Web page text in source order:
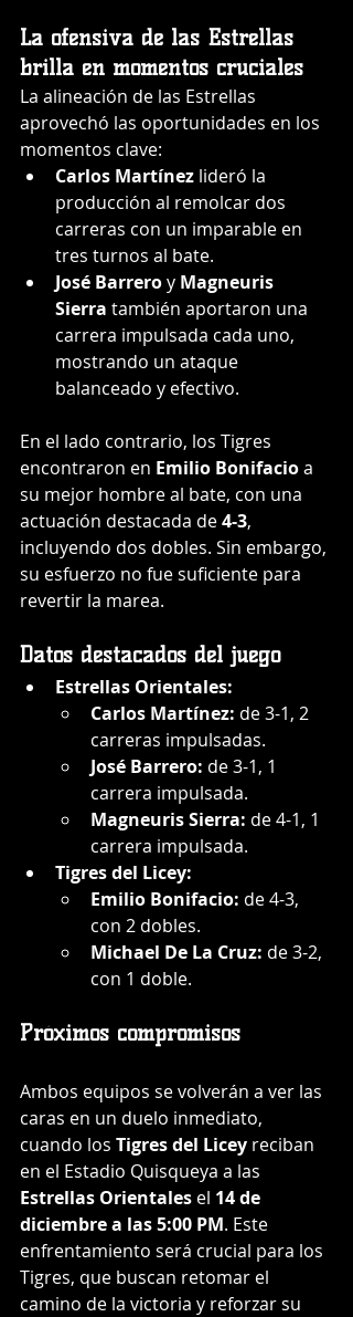
La ofensiva de las Estrellas
brilla en momentos cruciales
La alineación de las Estrellas
aprovechó las oportunidades en los
momentos clave:
Carlos Martínez lideró la
producción al remolcar dos
carreras con un imparable en
tres turnos al bate.
José Barrero y Magneuris
Sierra también aportaron una
carrera impulsada cada uno,
mostrando un ataque
balanceado y efectivo.
En el lado contrario, los Tigres
encontraron en Emilio Bonifacio a
su mejor hombre al bate, con una
actuación destacada de 4-3,
incluyendo dos dobles. Sin embargo,
su esfuerzo no fue suficiente para
revertir la marea.
Datos destacados del juego
Estrellas Orientales:
Carlos Martínez: de 3-1, 2
carreras impulsadas.
José Barrero: de 3-1, 1
carrera impulsada.
Magneuris Sierra: de 4-1, 1
carrera impulsada.
Tigres del Licey:
Emilio Bonifacio: de 4-3,
con 2 dobles.
Michael De La Cruz: de 3-2,
con 1 doble.
Próximos compromisos
Ambos equipos se volverán a ver las
caras en un duelo inmediato,
cuando los Tigres del Licey reciban
en el Estadio Quisqueya a las
Estrellas Orientales el 14 de
diciembre a las 5:00 PM. Este
enfrentamiento será crucial para los
Tigres, que buscan retomar el
camino de la victoria y reforzar su